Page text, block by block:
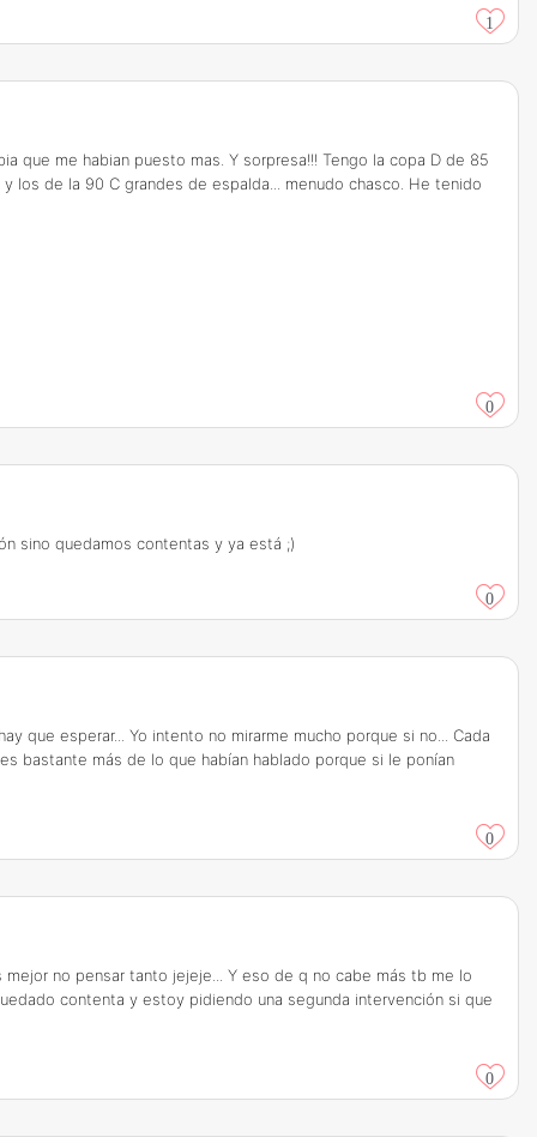
1
que me habian puesto mas. Y sorpresa!!! Tengo la copa D de 85
los de la 90 C grandes de espalda... menudo chasco. He tenido
0
sino quedamos contentas y ya está ;)
0
que esperar... Yo intento no mirarme mucho porque si no... Cada
bastante más de lo que habían hablado porque si le ponían
0
no pensar tanto jejeje... Y eso de q no cabe más tb me lo
contenta y estoy pidiendo una segunda intervención si que
0